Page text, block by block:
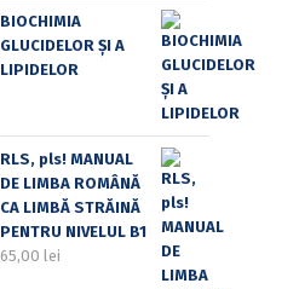
BIOCHIMIA
GLUCIDELOR ȘI A
LIPIDELOR
RLS, pls! MANUAL
DE LIMBA ROMÂNĂ
CA LIMBĂ STRĂINĂ
PENTRU NIVELUL B1
65,00 lei